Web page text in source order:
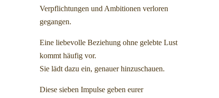
Verpflichtungen und Ambitionen verloren
gegangen.
Eine liebevolle Beziehung ohne gelebte Lust
kommt häufig vor.
Sie lädt dazu ein, genauer hinzuschauen.
Diese sieben Impulse geben eurer